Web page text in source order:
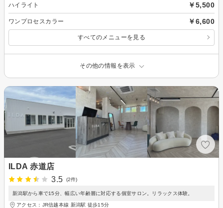
ハイライト ￥5,500
ワンプロセスカラー ￥6,600
すべてのメニューを見る
その他の情報を表示
ILDA 赤道店
3.5
(2件)
新潟駅から車で15分、幅広い年齢層に対応する個室サロン。リラックス体験。
アクセス：JR信越本線 新潟駅 徒歩15分